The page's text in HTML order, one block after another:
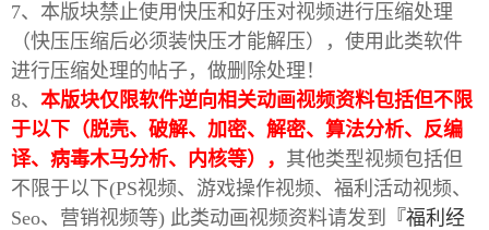
解
7、本版块禁止使用快压和好压对视频进行压缩处理
（快压压缩后必须装快压才能解压），使用此类软件
进行压缩处理的帖子，做删除处理！
8、 本版块仅限软件逆向相关动画视频资料包括但不限
于以下（脱壳、破解、加密、解密、算法分析、反编
译、病毒木马分析、内核等）， 其他类型视频包括但
不限于以下(PS视频、游戏操作视频、福利活动视频、
Seo、营销视频等) 此类动画视频资料请发到
『福利经